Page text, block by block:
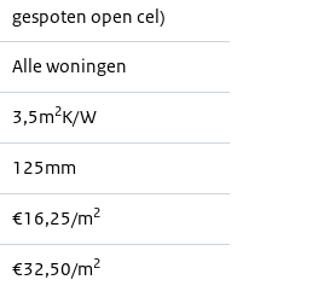
gespoten open cel)
Alle woningen
3,5m2K/W
125mm
€16,25/m2
€32,50/m2